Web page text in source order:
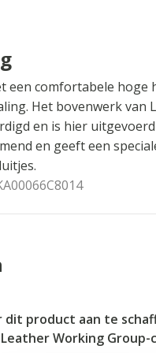
een comfortabele hoge
Het bovenwerk van
en is hier
en geeft een
dit product aan te
Working